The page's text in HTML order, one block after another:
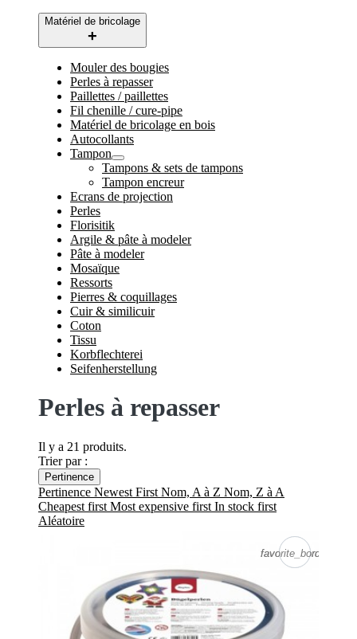
Matériel de bricolage
Mouler des bougies
Perles à repasser
Paillettes / paillettes
Fil chenille / cure-pipe
Matériel de bricolage en bois
Autocollants
Tampon
Tampons & sets de tampons
Tampon encreur
Ecrans de projection
Perles
Florisitik
Argile & pâte à modeler
Pâte à modeler
Mosaïque
Ressorts
Pierres & coquillages
Cuir & similicuir
Coton
Tissu
Korbflechterei
Seifenherstellung
Perles à repasser
Il y a 21 produits.
Trier par :
Pertinence
Pertinence Newest First Nom, A à Z Nom, Z à A
Cheapest first Most expensive first In stock first
Aléatoire
favorite_border
favorite_border